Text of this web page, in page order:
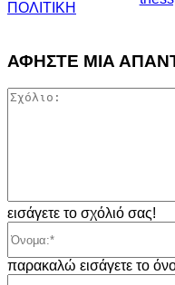
ΠΟΛΙΤΙΚΗ
ΑΦΗΣΤΕ ΜΙΑ
εισάγετε το σχόλιό σας!
παρακαλώ εισάγετε το